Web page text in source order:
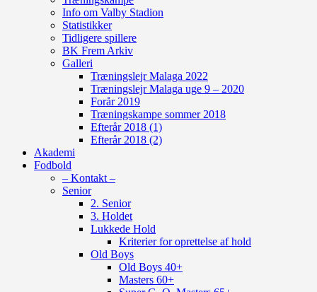
Info om Valby Stadion
Statistikker
Tidligere spillere
BK Frem Arkiv
Galleri
Træningslejr Malaga 2022
Træningslejr Malaga uge 9 – 2020
Forår 2019
Træningskampe sommer 2018
Efterår 2018 (1)
Efterår 2018 (2)
Akademi
Fodbold
– Kontakt –
Senior
2. Senior
3. Holdet
Lukkede Hold
Kriterier for oprettelse af hold
Old Boys
Old Boys 40+
Masters 60+